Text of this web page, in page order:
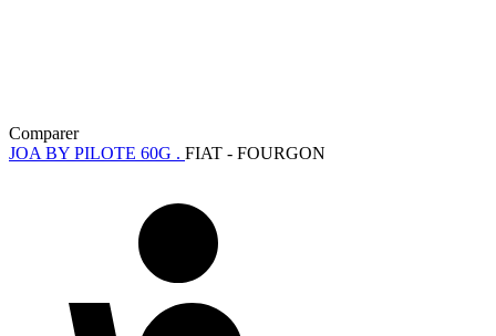
Comparer
JOA BY PILOTE 60G . FIAT - FOURGON